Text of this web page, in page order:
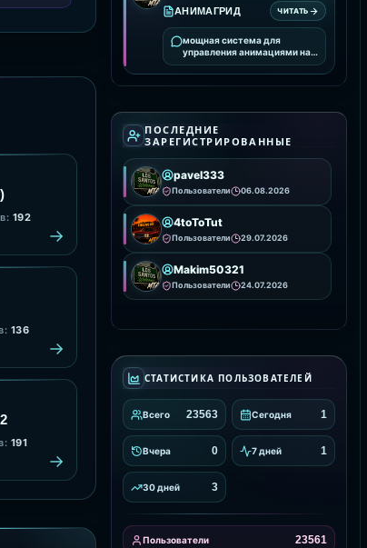
192
136
191
АНИМАГРИД ЧИТАТЬ
мощная система для
управления анимациями на
вашем сервере. Она
предоставляет удобные
инструменты для
анимаций, улучшая
ПОСЛЕДНИЕ
ЗАРЕГИСТРИРОВАННЫЕ
pavel333
Пользователи 06.08.2026
4toToTut
Пользователи 29.07.2026
Makim50321
Пользователи 24.07.2026
СТАТИСТИКА ПОЛЬЗОВАТЕЛЕЙ
Всего 23563 Сегодня 1
Вчера 0 7 дней 1
30 дней 3
Пользователи 23561